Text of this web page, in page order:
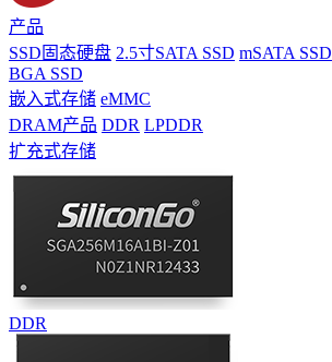
产品
SSD固态硬盘 2.5寸SATA SSD mSATA SSD
BGA SSD
嵌入式存储 eMMC
DRAM产品 DDR LPDDR
扩充式存储
DDR